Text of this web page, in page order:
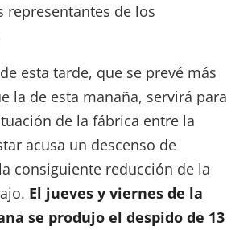
representantes de los
esta tarde, que se prevé más
la de esta manaña, servirá para
de la fábrica entre la
acusa un descenso de
consiguiente reducción de la
El jueves y viernes de la
se produjo el despido de 13